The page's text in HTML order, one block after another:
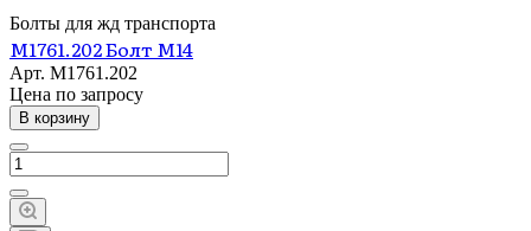
Болты для жд транспорта
М1761.202 Болт М14
Арт. М1761.202
Цена по запросу
В корзину